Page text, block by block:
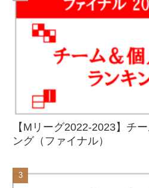
【Mリーグ2022-2023】チ
ング（ファイナル）